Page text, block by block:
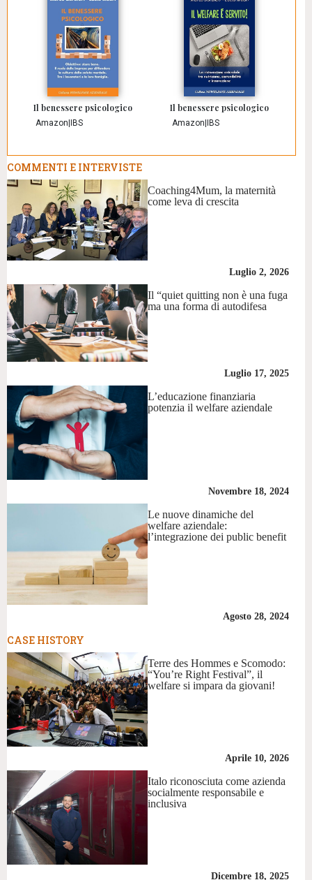
Il benessere psicologico
Amazon IBS
Il benessere psicologico
Amazon IBS
COMMENTI E INTERVISTE
Coaching4Mum, la maternità
come leva di crescita
Luglio 2, 2026
Il “quiet quitting non è una fuga
ma una forma di autodifesa
Luglio 17, 2025
L’educazione finanziaria
potenzia il welfare aziendale
Novembre 18, 2024
Le nuove dinamiche del
welfare aziendale:
l’integrazione dei public benefit
Agosto 28, 2024
CASE HISTORY
Terre des Hommes e Scomodo:
“You’re Right Festival”, il
welfare si impara da giovani!
Aprile 10, 2026
Italo riconosciuta come azienda
socialmente responsabile e
inclusiva
Dicembre 18, 2025